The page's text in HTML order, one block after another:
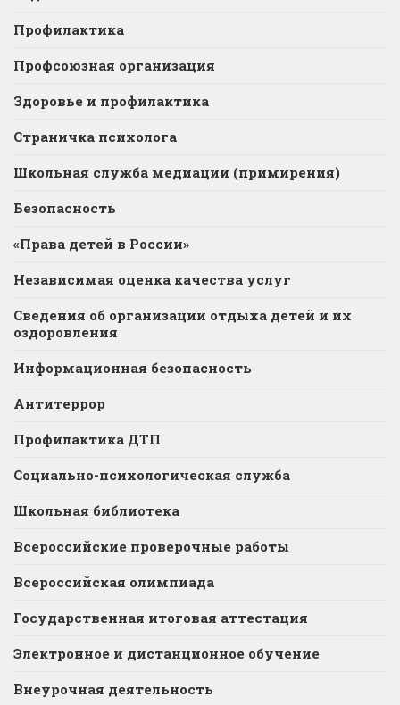
Профилактика
Профсоюзная организация
Здоровье и профилактика
Страничка психолога
Школьная служба медиации (примирения)
Безопасность
«Права детей в России»
Независимая оценка качества услуг
Сведения об организации отдыха детей и их
оздоровления
Информационная безопасность
Антитеррор
Профилактика ДТП
Социально-психологическая служба
Школьная библиотека
Всероссийские проверочные работы
Всероссийская олимпиада
Государственная итоговая аттестация
Электронное и дистанционное обучение
Внеурочная деятельность